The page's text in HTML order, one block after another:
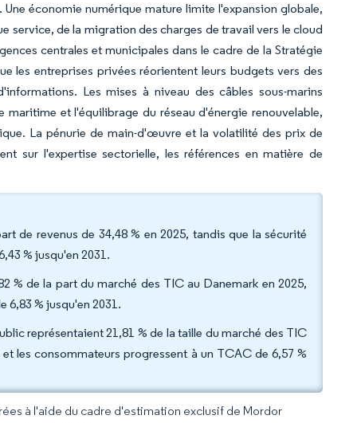
économie numérique mature limite l'expansion globale,
service, de la migration des charges de travail vers le cloud
centrales et municipales dans le cadre de la Stratégie
les entreprises privées réorientent leurs budgets vers des
Les mises à niveau des câbles sous-marins
et l'équilibrage du réseau d'énergie renouvelable,
La pénurie de main-d'œuvre et la volatilité des prix de
sur l'expertise sectorielle, les références en matière de
de revenus de 34,48 % en 2025, tandis que la sécurité
% jusqu'en 2031.
% de la part du marché des TIC au Danemark en 2025,
6,83 % jusqu'en 2031.
représentaient 21,81 % de la taille du marché des TIC
les consommateurs progressent à un TCAC de 6,57 %
à l'aide du cadre d'estimation exclusif de Mordor